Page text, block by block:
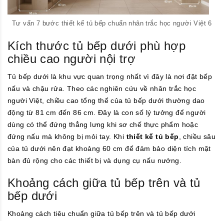
Tư vấn 7 bước thiết kế tủ bếp chuẩn nhân trắc học người Việt 6
Kích thước tủ bếp dưới phù hợp
chiều cao người nội trợ
Tủ bếp dưới là khu vực quan trọng nhất vì đây là nơi đặt bếp
nấu và chậu rửa. Theo các nghiên cứu về nhân trắc học
người Việt, chiều cao tổng thể của tủ bếp dưới thường dao
động từ 81 cm đến 86 cm. Đây là con số lý tưởng để người
dùng có thể đứng thẳng lưng khi sơ chế thực phẩm hoặc
đứng nấu mà không bị mỏi tay. Khi thiết kế tủ bếp
, chiều sâu
của tủ dưới nên đạt khoảng 60 cm để đảm bảo diện tích mặt
bàn đủ rộng cho các thiết bị và dụng cụ nấu nướng.
Khoảng cách giữa tủ bếp trên và tủ
bếp dưới
Khoảng cách tiêu chuẩn giữa tủ bếp trên và tủ bếp dưới